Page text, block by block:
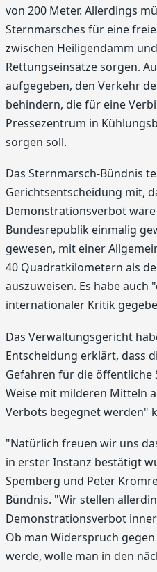
von 200 Meter. Allerdings
Sternmarsches für eine
zwischen Heiligendamm
Rettungseinsätze sorgen.
aufgegeben, den Verkehr
behindern, die für eine
Pressezentrum in
sorgen soll.
Das Sternmarsch-Bündnis
Gerichtsentscheidung mit,
Demonstrationsverbot
Bundesrepublik einmalig
gewesen, mit einer
40 Quadratkilometern als
auszuweisen. Es habe auch
internationaler Kritik
Das Verwaltungsgericht
Entscheidung erklärt, dass
Gefahren für die öffentliche
Weise mit milderen Mitteln
Verbots begegnet werden"
"Natürlich freuen wir uns
in erster Instanz bestätigt
Spemberg und Peter
Bündnis. "Wir stellen
Demonstrationsverbot
Ob man Widerspruch
werde, wolle man in den